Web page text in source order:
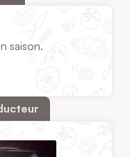
saison.